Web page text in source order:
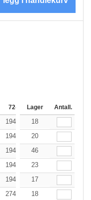
72-143 144-287
Lager Antall.
194.79 184.98
18
194.79 184.98
20
194.79 184.98
46
194.79 184.98
23
194.79 184.98
17
274.96 261.24
18